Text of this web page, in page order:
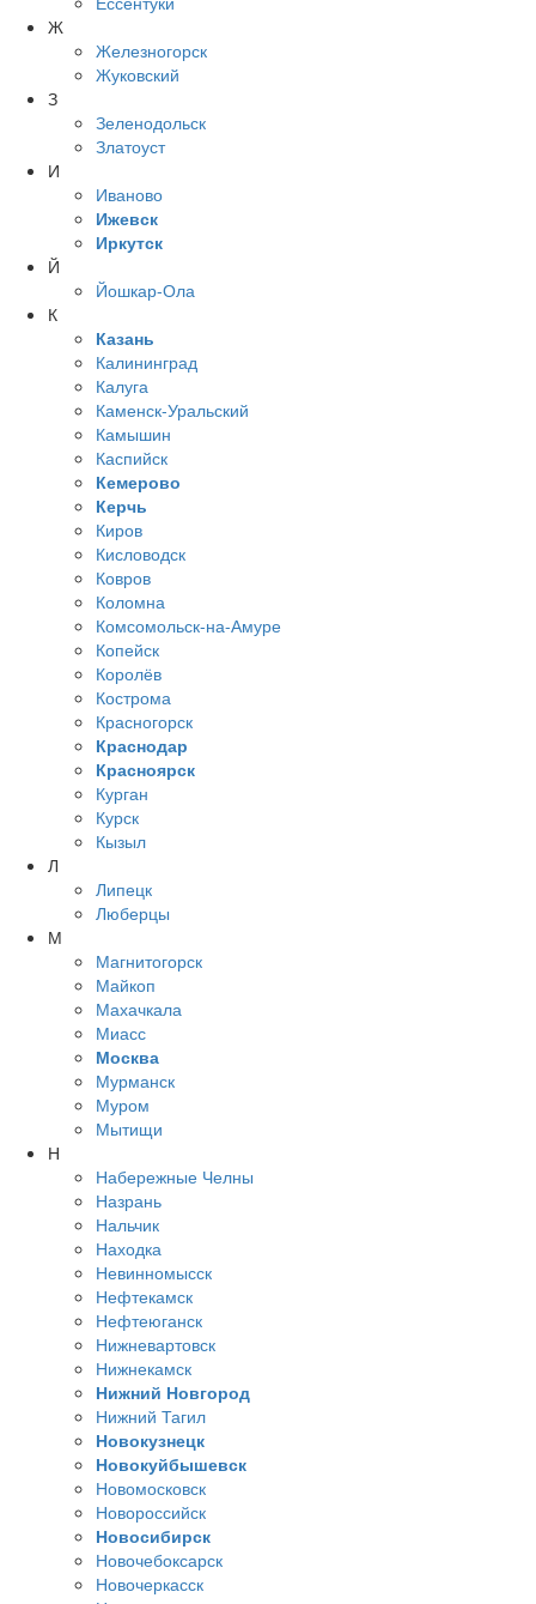
Ж
Железногорск
Жуковский
З
Зеленодольск
Златоуст
И
Иваново
Ижевск
Иркутск
Й
Йошкар-Ола
К
Казань
Калининград
Калуга
Каменск-Уральский
Камышин
Каспийск
Кемерово
Керчь
Киров
Кисловодск
Ковров
Коломна
Комсомольск-на-Амуре
Копейск
Королёв
Кострома
Красногорск
Краснодар
Красноярск
Курган
Курск
Кызыл
Л
Липецк
Люберцы
М
Магнитогорск
Майкоп
Махачкала
Миасс
Москва
Мурманск
Муром
Мытищи
Н
Набережные Челны
Назрань
Нальчик
Находка
Невинномысск
Нефтекамск
Нефтеюганск
Нижневартовск
Нижнекамск
Нижний Новгород
Нижний Тагил
Новокузнецк
Новокуйбышевск
Новомосковск
Новороссийск
Новосибирск
Новочебоксарск
Новочеркасск